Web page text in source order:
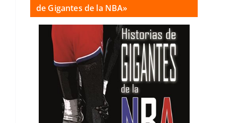
de Gigantes de la NBA»